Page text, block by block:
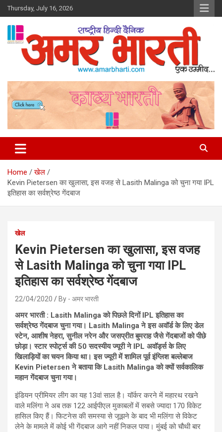
Skip
to
content
Thursday, July 16, 2026
Amar Bharti Media Group
Home
खेल
Kevin Pietersen का खुलासा, इस वजह से Lasith Malinga को चुना गया IPL
इतिहास का सर्वश्रेष्ठ गेंदबाज
खेल
Kevin Pietersen का खुलासा, इस वजह
से Lasith Malinga को चुना गया IPL
इतिहास का सर्वश्रेष्ठ गेंदबाज
22/04/2020 By - अमर भारती
अमर भारती : Lasith Malinga को पिछले दिनों IPL इतिहास का
सर्वश्रेष्ठ गेंदबाज चुना गया। Lasith Malinga ने इस अवॉर्ड के लिए डेल
स्टेन, आशीष नेहरा, सुनील नरेन और जसप्रीत बुमराह जैसे गेंदबाजों को पीछे
छोड़ा। स्टार स्पोर्ट्स की 50 सदस्यीय ज्यूरी ने IPL अवॉर्ड्स के लिए
खिलाड़ियों का चयन किया था। इस ज्यूरी में शामिल पूर्व इंग्लिश बल्लेबाज
Kevin Pietersen ने बताया कि Lasith Malinga को क्यों सर्वकालिक
महान गेंदबाज चुना गया।
इंडियन प्रीमियर लीग का यह 13वां साल है। यॉर्कर करने में महारथ रखने
वाले मलिंगा ने अब तक 122 आईपीएल मुकाबलों में सबसे ज्यादा 170 विकेट
हासिल किए हैं। फिटनेस की समस्या से जूझने के बाद भी मलिंगा से विकेट
लेने के मामले में कोई भी गेंदबाज आगे नहीं निकल पाया। मुंबई को चौथी बार